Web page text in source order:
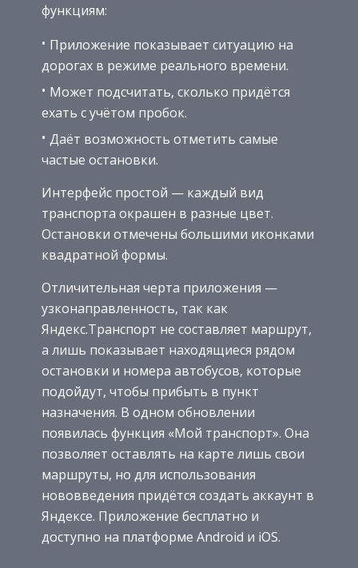
функциям:
Приложение показывает ситуацию на
дорогах в режиме реального времени.
Может подсчитать, сколько придётся
ехать с учётом пробок.
Даёт возможность отметить самые
частые остановки.
Интерфейс простой — каждый вид
транспорта окрашен в разные цвет.
Остановки отмечены большими иконками
квадратной формы.
Отличительная черта приложения —
узконаправленность, так как
Яндекс.Транспорт не составляет маршрут,
а лишь показывает находящиеся рядом
остановки и номера автобусов, которые
подойдут, чтобы прибыть в пункт
назначения. В одном обновлении
появилась функция «Мой транспорт». Она
позволяет оставлять на карте лишь свои
маршруты, но для использования
нововведения придётся создать аккаунт в
Яндексе. Приложение бесплатно и
доступно на платформе Android и iOS.